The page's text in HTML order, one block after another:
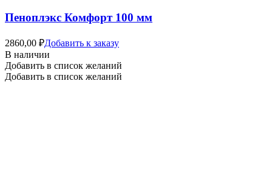
Пеноплэкс Комфорт 100 мм
2860,00 ₽Добавить к заказу
В наличии
Добавить в список желаний
Добавить в список желаний